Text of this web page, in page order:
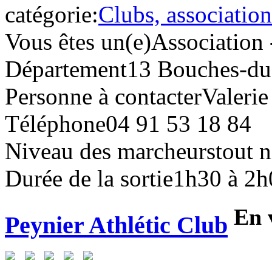
catégorie:Clubs,
Vous êtes un(e)Association
Département13 Bouches-
Personne à contacter
Téléphone04 91 53 18 84
Niveau des marcheurstout
Durée de la sortie1h30 à
Peynier Athlétic Club En